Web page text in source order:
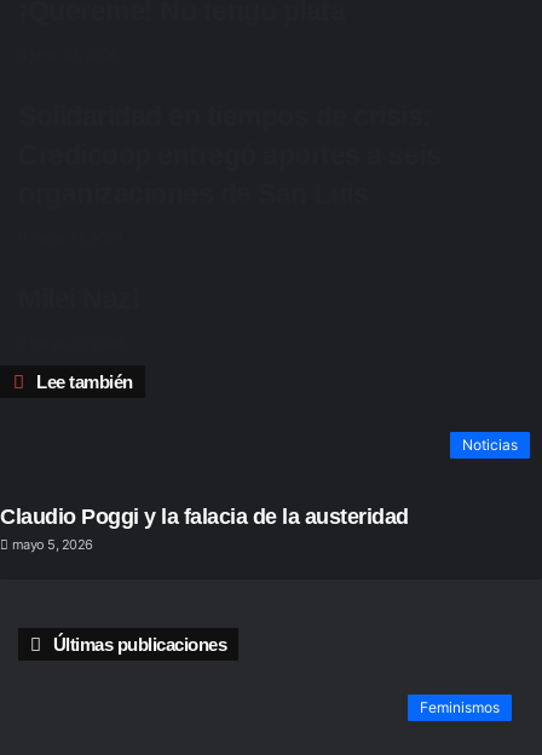
Lee también
Cerrar
Noticias
Claudio Poggi y la falacia de la austeridad
mayo 5, 2026
Últimas publicaciones
Feminismos